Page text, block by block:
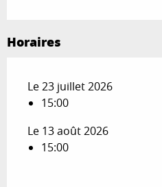
Horaires
Le 23 juillet 2026
15:00
Le 13 août 2026
15:00